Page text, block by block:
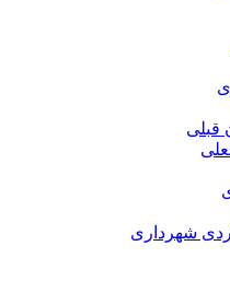
قبلی
شهرداری